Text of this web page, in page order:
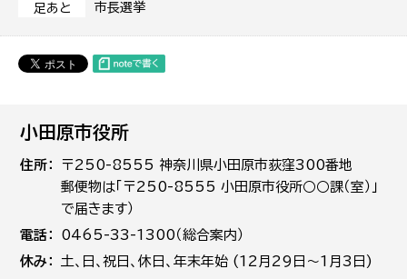
足あと 市長選挙
小田原市役所
住所
〒250-8555 神奈川県小田原市荻窪300番地
郵便物は「〒250-8555 小田原市役所○○課（室）」
で届きます）
電話
0465-33-1300（総合案内）
休み
土､日､祝日、休日、年末年始 (12月29日～1月3日)